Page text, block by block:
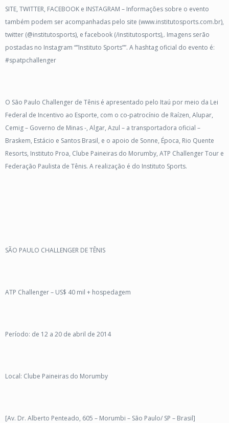
SITE, TWITTER, FACEBOOK e INSTAGRAM – Informações sobre o evento
também podem ser acompanhadas pelo site (www.institutosports.com.br),
twitter (@institutosports), e facebook (/institutosports),. Imagens serão
postadas no Instagram “”Instituto Sports””. A hashtag oficial do evento é:
#spatpchallenger
O São Paulo Challenger de Tênis é apresentado pelo Itaú por meio da Lei
Federal de Incentivo ao Esporte, com o co-patrocínio de Raízen, Alupar,
Cemig – Governo de Minas -, Algar, Azul – a transportadora oficial –
Braskem, Estácio e Santos Brasil, e o apoio de Sonne, Época, Rio Quente
Resorts, Instituto Proa, Clube Paineiras do Morumby, ATP Challenger Tour e
Federação Paulista de Tênis. A realização é do Instituto Sports.
SÃO PAULO CHALLENGER DE TÊNIS
ATP Challenger – US$ 40 mil + hospedagem
Período: de 12 a 20 de abril de 2014
Local: Clube Paineiras do Morumby
[Av. Dr. Alberto Penteado, 605 – Morumbi – São Paulo/ SP – Brasil]